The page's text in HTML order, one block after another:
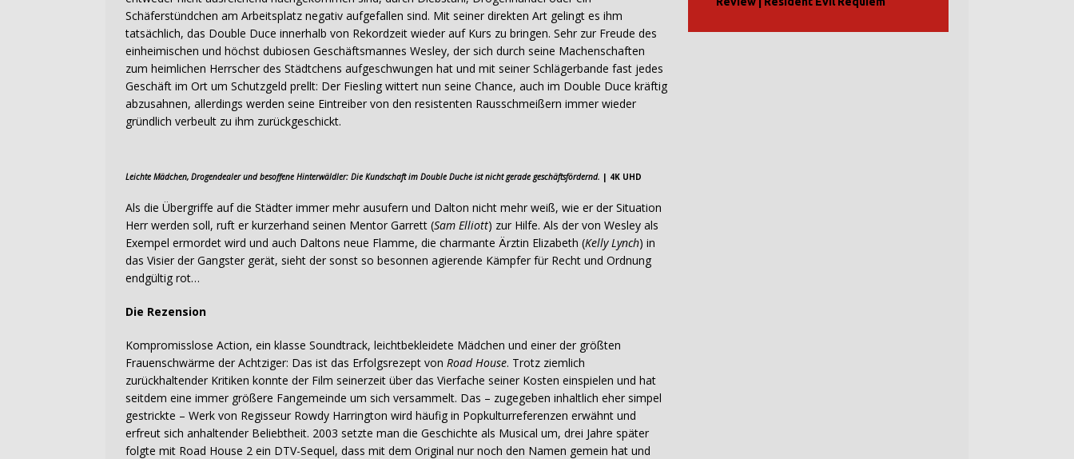
Schäferstündchen am Arbeitsplatz negativ aufgefallen sind. Mit seiner direkten Art gelingt es ihm
tatsächlich, das Double Duce innerhalb von Rekordzeit wieder auf Kurs zu bringen. Sehr zur Freude des
einheimischen und höchst dubiosen Geschäftsmannes Wesley, der sich durch seine Machenschaften
zum heimlichen Herrscher des Städtchens aufgeschwungen hat und mit seiner Schlägerbande fast jedes
Geschäft im Ort um Schutzgeld prellt: Der Fiesling wittert nun seine Chance, auch im Double Duce kräftig
abzusahnen, allerdings werden seine Eintreiber von den resistenten Rausschmeißern immer wieder
gründlich verbeult zu ihm zurückgeschickt.
Leichte Mädchen, Drogendealer und besoffene Hinterwäldler: Die Kundschaft im Double Duche ist nicht gerade geschäftsfördernd. | 4K UHD
Als die Übergriffe auf die Städter immer mehr ausufern und Dalton nicht mehr weiß, wie er der Situation
Herr werden soll, ruft er kurzerhand seinen Mentor Garrett (Sam Elliott) zur Hilfe. Als der von Wesley als
Exempel ermordet wird und auch Daltons neue Flamme, die charmante Ärztin Elizabeth (Kelly Lynch) in
das Visier der Gangster gerät, sieht der sonst so besonnen agierende Kämpfer für Recht und Ordnung
endgültig rot…
Die Rezension
Kompromisslose Action, ein klasse Soundtrack, leichtbekleidete Mädchen und einer der größten
Frauenschwärme der Achtziger: Das ist das Erfolgsrezept von Road House. Trotz ziemlich
zurückhaltender Kritiken konnte der Film seinerzeit über das Vierfache seiner Kosten einspielen und hat
seitdem eine immer größere Fangemeinde um sich versammelt. Das – zugegeben inhaltlich eher simpel
gestrickte – Werk von Regisseur Rowdy Harrington wird häufig in Popkulturreferenzen erwähnt und
erfreut sich anhaltender Beliebtheit. 2003 setzte man die Geschichte als Musical um, drei Jahre später
folgte mit Road House 2 ein DTV-Sequel, dass mit dem Original nur noch den Namen gemein hat und